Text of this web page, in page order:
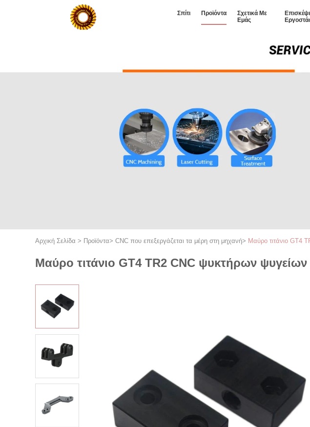
Σπίτι Προϊόντα
Σχετικά Με
Εμάς
Αρχική Σελίδα > Προϊόντα> CNC που επεξεργάζεται τα μέρη στη μηχανή> Μαύρο τιτάνιο GT4
Μαύρο τιτάνιο GT4 TR2 CNC ψυκτήρων